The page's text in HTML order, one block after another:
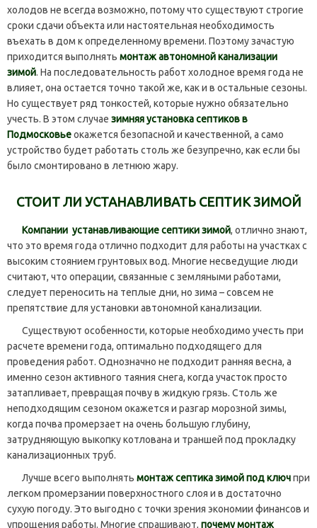
холодов не всегда возможно, потому что существуют строгие
сроки сдачи объекта или настоятельная необходимость
въехать в дом к определенному времени. Поэтому зачастую
приходится выполнять монтаж автономной канализации
зимой. На последовательность работ холодное время года не
влияет, она остается точно такой же, как и в остальные сезоны.
Но существует ряд тонкостей, которые нужно обязательно
учесть. В этом случае зимняя установка септиков в
Подмосковьеокажется безопасной и качественной, а само
устройство будет работать столь же безупречно, как если бы
было смонтировано в летнюю жару.
СТОИТ ЛИ УСТАНАВЛИВАТЬ СЕПТИК ЗИМОЙ
Компании устанавливающие септики зимой, отлично знают,
что это время года отлично подходит для работы на участках с
высоким стоянием грунтовых вод. Многие несведущие люди
считают, что операции, связанные с земляными работами,
следует переносить на теплые дни, но зима – совсем не
препятствие для установки автономной канализации.
Существуют особенности, которые необходимо учесть при
расчете времени года, оптимально подходящего для
проведения работ. Однозначно не подходит ранняя весна, а
именно сезон активного таяния снега, когда участок просто
затапливает, превращая почву в жидкую грязь. Столь же
неподходящим сезоном окажется и разгар морозной зимы,
когда почва промерзает на очень большую глубину,
затрудняющую выкопку котлована и траншей под прокладку
канализационных труб.
Лучше всего выполнять монтаж септика зимой под ключпри
легком промерзании поверхностного слоя и в достаточно
сухую погоду. Это выгодно с точки зрения экономии финансов и
упрощения работы. Многие спрашивают, почему монтаж